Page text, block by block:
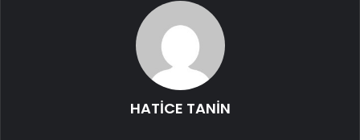
HATİCE TANİN